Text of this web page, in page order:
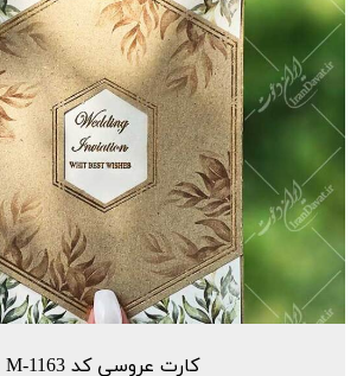
کارت عروسی کد M-1163